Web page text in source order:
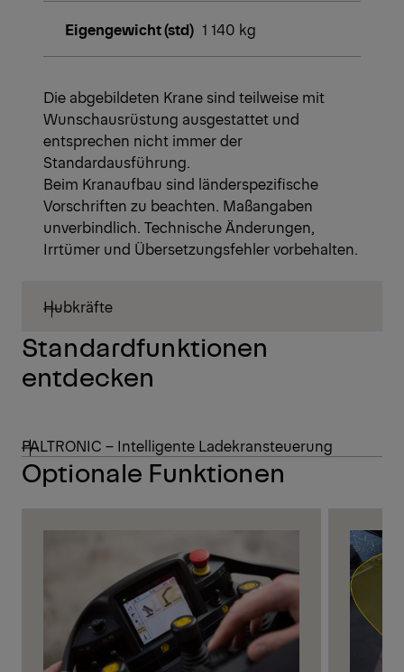
Eigengewicht (std) 1 140 kg
Die abgebildeten Krane sind teilweise mit
Wunschausrüstung ausgestattet und
entsprechen nicht immer der
Standardausführung.
Beim Kranaufbau sind länderspezifische
Vorschriften zu beachten. Maßangaben
unverbindlich. Technische Änderungen,
Irrtümer und Übersetzungsfehler vorbehalten.
Hubkräfte
Standardfunktionen
entdecken
PALTRONIC – Intelligente Ladekransteuerung
Optionale Funktionen